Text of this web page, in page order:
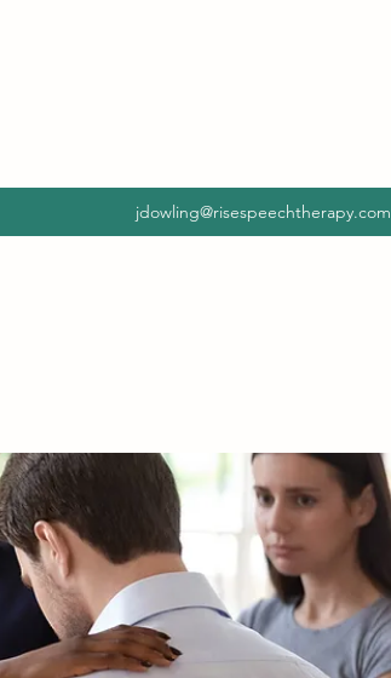
jdowling@risespeechtherapy.com